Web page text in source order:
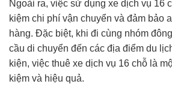
Ngoài ra, việc sử dụng xe dịch vụ 16
kiệm chi phí vận chuyển và đảm bảo
hàng. Đặc biệt, khi đi cùng nhóm
cầu di chuyển đến các địa điểm du
kiện, việc thuê xe dịch vụ 16 chỗ là
kiệm và hiệu quả.